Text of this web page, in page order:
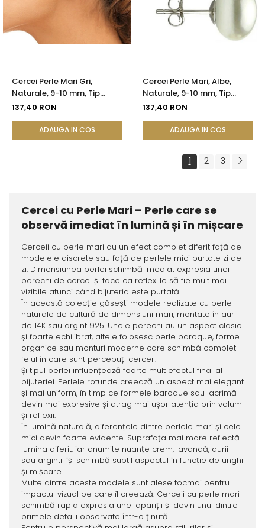
Cercei Perle Mari Gri,
Naturale, 9-10 mm, Tip
Șurub, Argint 925 - Calitate
137,40 RON
ADAUGA IN COS
Cercei Perle Mari, Albe,
Naturale, 9-10 mm, Tip
Șurub, Argint 925 - Calitate
137,40 RON
ADAUGA IN COS
1 2 3
Cercei cu Perle Mari – Perle care se
observă imediat în lumină și în mișcare
Cerceii cu perle mari au un efect complet diferit față de
modelele discrete sau față de perlele mici purtate zi de
zi. Dimensiunea perlei schimbă imediat expresia unei
perechi de cercei și face ca reflexiile să fie mult mai
vizibile atunci când bijuteria este purtată.
În această colecție găsești modele realizate cu perle
naturale de cultură de dimensiuni mari, montate în aur
de 14K sau argint 925. Unele perechi au un aspect clasic
și foarte echilibrat, altele folosesc perle baroque, forme
organice sau monturi moderne care schimbă complet
felul în care sunt percepuți cerceii.
Și tipul perlei influențează foarte mult efectul final al
bijuteriei. Perlele rotunde creează un aspect mai elegant
și mai uniform, în timp ce formele baroque sau lacrimă
devin mai expresive și atrag mai ușor atenția prin volum
și reflexii.
În lumină naturală, diferențele dintre perlele mari și cele
mici devin foarte evidente. Suprafața mai mare reflectă
lumina diferit, iar anumite nuanțe crem, lavandă, aurii
sau argintii își schimbă subtil aspectul în funcție de unghi
și mișcare.
Multe dintre aceste modele sunt alese tocmai pentru
impactul vizual pe care îl creează. Cerceii cu perle mari
schimbă rapid expresia unei apariții și devin unul dintre
primele detalii observate într-o ținută.